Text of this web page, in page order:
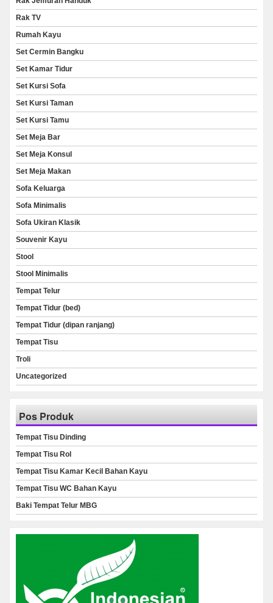
Rak TV
Rumah Kayu
Set Cermin Bangku
Set Kamar Tidur
Set Kursi Sofa
Set Kursi Taman
Set Kursi Tamu
Set Meja Bar
Set Meja Konsul
Set Meja Makan
Sofa Keluarga
Sofa Minimalis
Sofa Ukiran Klasik
Souvenir Kayu
Stool
Stool Minimalis
Tempat Telur
Tempat Tidur (bed)
Tempat Tidur (dipan ranjang)
Tempat Tisu
Troli
Uncategorized
Pos Produk
Tempat Tisu Dinding
Tempat Tisu Rol
Tempat Tisu Kamar Kecil Bahan Kayu
Tempat Tisu WC Bahan Kayu
Baki Tempat Telur MBG